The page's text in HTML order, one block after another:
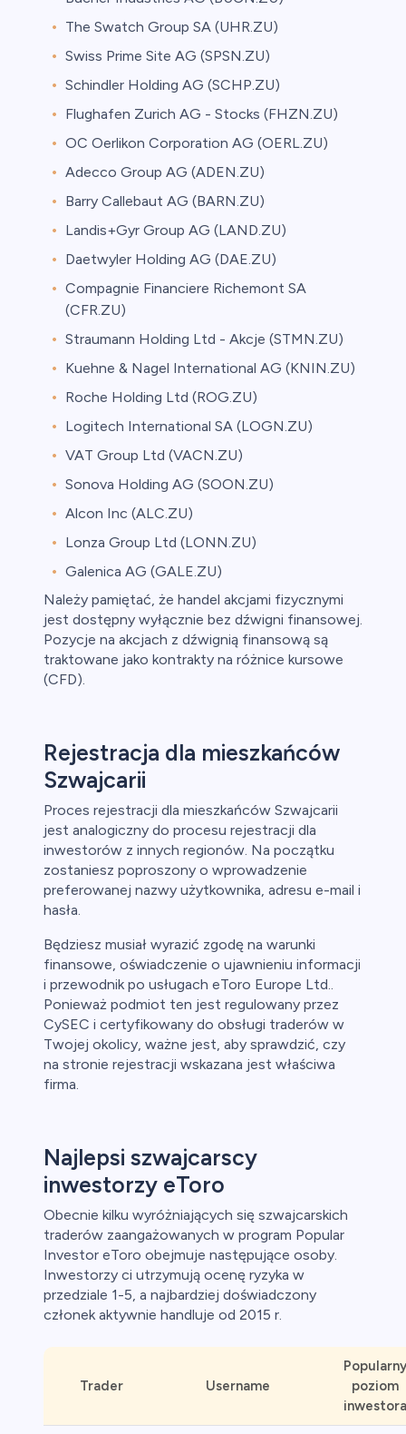
The Swatch Group SA (UHR.ZU)
Swiss Prime Site AG (SPSN.ZU)
Schindler Holding AG (SCHP.ZU)
Flughafen Zurich AG - Stocks (FHZN.ZU)
OC Oerlikon Corporation AG (OERL.ZU)
Adecco Group AG (ADEN.ZU)
Barry Callebaut AG (BARN.ZU)
Landis+Gyr Group AG (LAND.ZU)
Daetwyler Holding AG (DAE.ZU)
Compagnie Financiere Richemont SA
(CFR.ZU)
Straumann Holding Ltd - Akcje (STMN.ZU)
Kuehne & Nagel International AG (KNIN.ZU)
Roche Holding Ltd (ROG.ZU)
Logitech International SA (LOGN.ZU)
VAT Group Ltd (VACN.ZU)
Sonova Holding AG (SOON.ZU)
Alcon Inc (ALC.ZU)
Lonza Group Ltd (LONN.ZU)
Galenica AG (GALE.ZU)
Należy pamiętać, że handel akcjami fizycznymi
jest dostępny wyłącznie bez dźwigni finansowej.
Pozycje na akcjach z dźwignią finansową są
traktowane jako kontrakty na różnice kursowe
(CFD).
Rejestracja dla mieszkańców
Szwajcarii
Proces rejestracji dla mieszkańców Szwajcarii
jest analogiczny do procesu rejestracji dla
inwestorów z innych regionów. Na początku
zostaniesz poproszony o wprowadzenie
preferowanej nazwy użytkownika, adresu e-mail i
hasła.
Będziesz musiał wyrazić zgodę na warunki
finansowe, oświadczenie o ujawnieniu informacji
i przewodnik po usługach eToro Europe Ltd..
Ponieważ podmiot ten jest regulowany przez
CySEC i certyfikowany do obsługi traderów w
Twojej okolicy, ważne jest, aby sprawdzić, czy
na stronie rejestracji wskazana jest właściwa
firma.
Najlepsi szwajcarscy
inwestorzy eToro
Obecnie kilku wyróżniających się szwajcarskich
traderów zaangażowanych w program Popular
Investor eToro obejmuje następujące osoby.
Inwestorzy ci utrzymują ocenę ryzyka w
przedziale 1-5, a najbardziej doświadczony
członek aktywnie handluje od 2015 r.
Trader Username
Popularny
poziom
inwestora